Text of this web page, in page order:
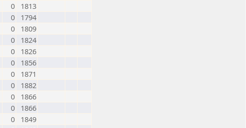
0
1813
0
1794
0
1809
0
1824
0
1826
0
1856
0
1871
0
1882
0
1866
0
1866
0
1849